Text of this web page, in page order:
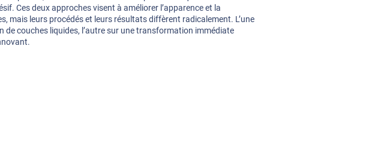
Ces deux approches visent à améliorer l’apparence et la
mais leurs procédés et leurs résultats diffèrent radicalement. L’une
de couches liquides, l’autre sur une transformation immédiate